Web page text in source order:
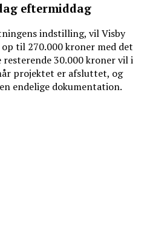
eftermiddag
indstilling, vil Visby
til 270.000 kroner med det
resterende 30.000 kroner vil i
projektet er afsluttet, og
endelige dokumentation.